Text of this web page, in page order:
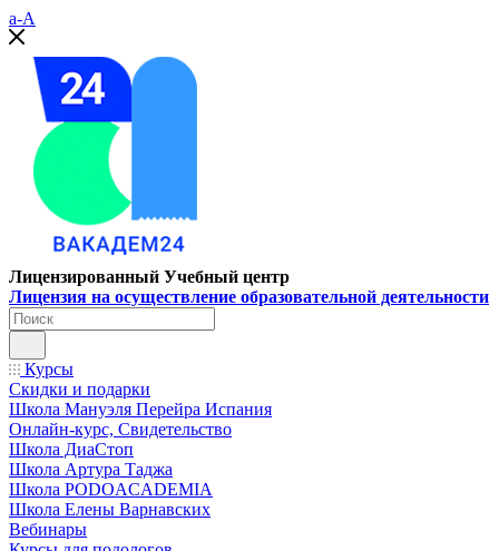
a-A
Лицензированный Учебный центр
Лицензия на осуществление образовательной деятельности
Курсы
Скидки и подарки
Школа Мануэля Перейра Испания
Онлайн-курс, Свидетельство
Школа ДиаСтоп
Школа Артура Таджа
Школа PODOACADEMIA
Школа Елены Варнавских
Вебинары